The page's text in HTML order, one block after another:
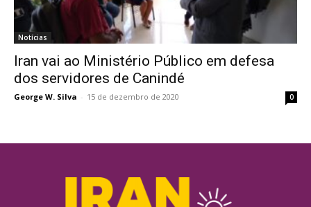
Notícias
Iran vai ao Ministério Público em defesa
dos servidores de Canindé
George W. Silva - 15 de dezembro de 2020 0